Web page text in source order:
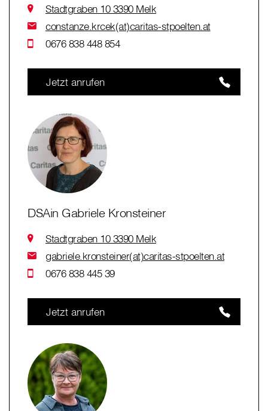
Stadtgraben 10 3390 Melk
constanze.krcek(at)caritas-stpoelten.at
0676 838 448 854
Jetzt anrufen
DSAin Gabriele Kronsteiner
Stadtgraben 10 3390 Melk
gabriele.kronsteiner(at)caritas-stpoelten.at
0676 838 445 39
Jetzt anrufen